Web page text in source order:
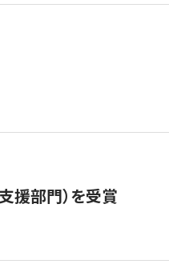
援部門）を受賞